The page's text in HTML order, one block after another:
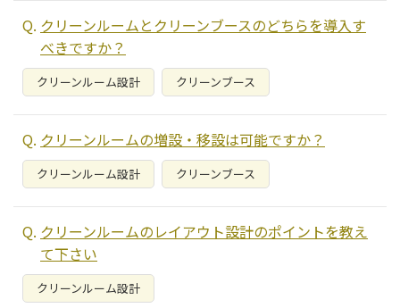
クリーンルームとクリーンブースのどちらを導入す
べきですか？
クリーンルーム設計 クリーンブース
クリーンルームの増設・移設は可能ですか？
クリーンルーム設計 クリーンブース
クリーンルームのレイアウト設計のポイントを教え
て下さい
クリーンルーム設計